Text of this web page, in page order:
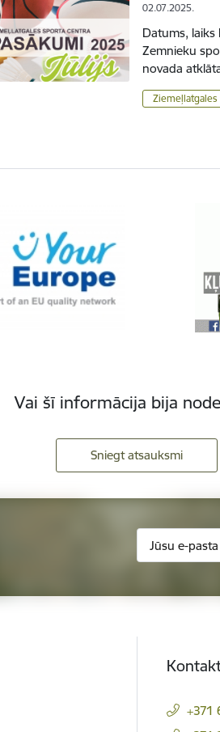
02.07.2025.
Datums,
Zemnieku
novada
Vai šī informācija bija
Sniegt atsauksmi
+371